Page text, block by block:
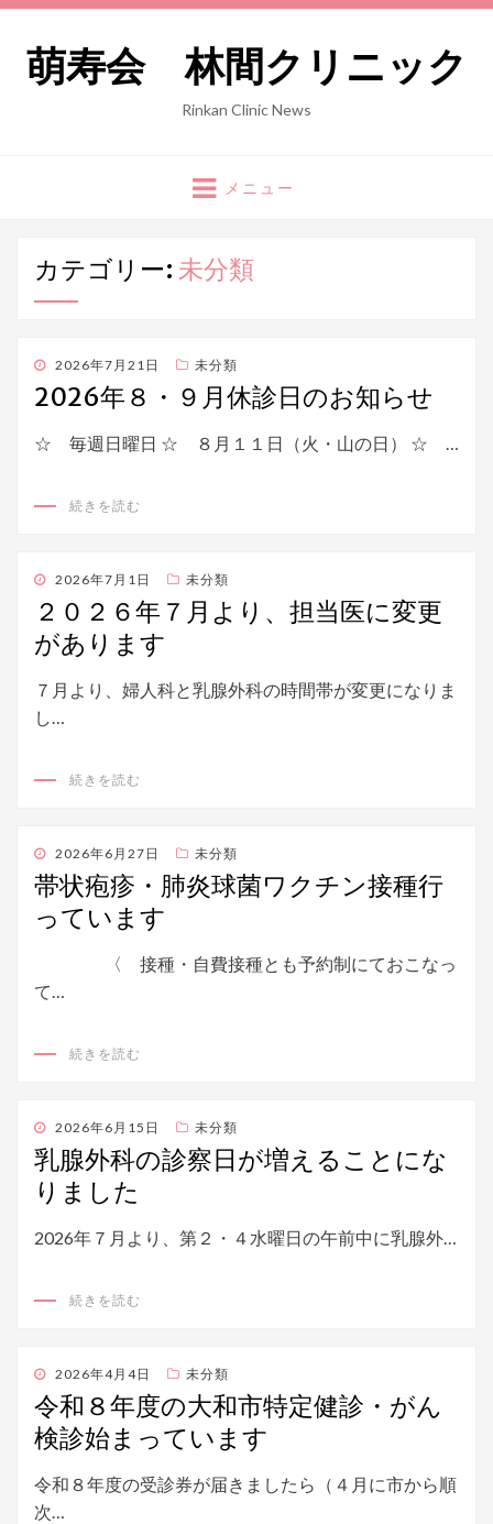
萌寿会 林間クリニック
Rinkan Clinic News
メニュー
カテゴリー: 未分類
投
稿
日:
2026年7月21日 未分類
2026年８・９月休診日のお知らせ
☆ 毎週日曜日 ☆ ８月１１日（火・山の日） ☆ …
続きを読む
投
稿
日:
2026年7月1日 未分類
２０２６年７月より、担当医に変更
があります
７月より、婦人科と乳腺外科の時間帯が変更になりま
し…
続きを読む
投
稿
日:
2026年6月27日 未分類
帯状疱疹・肺炎球菌ワクチン接種行
っています
〈 接種・自費接種とも予約制にておこなっ
て…
続きを読む
投
稿
日:
2026年6月15日 未分類
乳腺外科の診察日が増えることにな
りました
2026年７月より、第２・４水曜日の午前中に乳腺外…
続きを読む
投
稿
日:
2026年4月4日 未分類
令和８年度の大和市特定健診・がん
検診始まっています
令和８年度の受診券が届きましたら（４月に市から順
次…